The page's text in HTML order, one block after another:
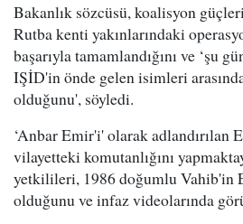
Bakanlık sözcüsü, koalisyon
Rutba kenti yakınlarındaki
başarıyla tamamlandığını ve ‘şu
IŞİD'in önde gelen isimleri
olduğunu', söyledi.
‘Anbar Emir'i' olarak adlandırılan
vilayetteki komutanlığını
yetkilileri, 1986 doğumlu Vahib'in
olduğunu ve infaz videolarında